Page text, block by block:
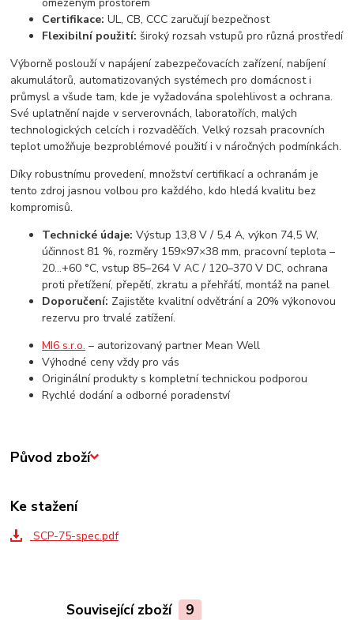
Certifikace: UL, CB, CCC zaručují bezpečnost
Flexibilní použití: široký rozsah vstupů pro různá prostředí
Výborně poslouží v napájení zabezpečovacích zařízení, nabíjení
akumulátorů, automatizovaných systémech pro domácnost i
průmysl a všude tam, kde je vyžadována spolehlivost a ochrana.
Své uplatnění najde v serverovnách, laboratořích, malých
technologických celcích i rozvaděčích. Velký rozsah pracovních
teplot umožňuje bezproblémové použití i v náročných podmínkách.
Díky robustnímu provedení, množství certifikací a ochranám je
tento zdroj jasnou volbou pro každého, kdo hledá kvalitu bez
kompromisů.
Technické údaje: Výstup 13,8 V / 5,4 A, výkon 74,5 W,
účinnost 81 %, rozměry 159×97×38 mm, pracovní teplota –
20...+60 °C, vstup 85–264 V AC / 120–370 V DC, ochrana
proti přetížení, přepětí, zkratu a přehřátí, montáž na panel
Doporučení: Zajistěte kvalitní odvětrání a 20% výkonovou
rezervu pro trvalé zatížení.
MI6 s.r.o. – autorizovaný partner Mean Well
Výhodné ceny vždy pro vás
Originální produkty s kompletní technickou podporou
Rychlé dodání a odborné poradenství
Původ zboží
Ke stažení
SCP-75-spec.pdf
Související zboží 9